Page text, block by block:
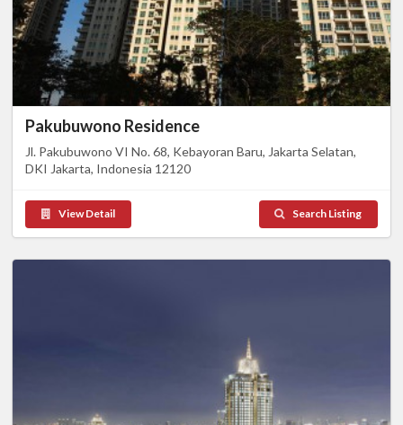
Pakubuwono Residence
Jl. Pakubuwono VI No. 68, Kebayoran Baru, Jakarta Selatan,
DKI Jakarta, Indonesia 12120
View Detail Search Listing